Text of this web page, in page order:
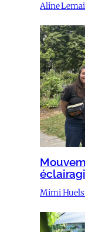
Aline
Mimi